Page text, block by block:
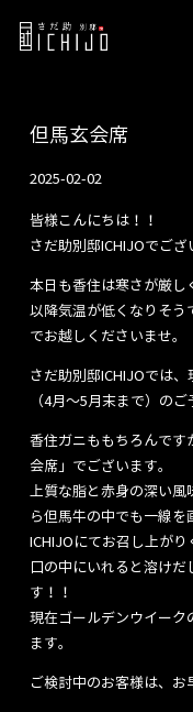
但馬玄会席
2025-02-02
皆様こんにちは！！
さだ助別邸ICHIJOでござ
本日も香住は寒さが厳し
以降気温が低くなりそう
でお越しくださいませ。
さだ助別邸ICHIJOでは
（4月～5月末まで）の
香住ガニももちろんです
会席」でございます。
上質な脂と赤身の深い風
ら但馬牛の中でも一線
ICHIJOにてお召し上がり
口の中にいれると溶け
す！！
現在ゴールデンウイーク
ます。
ご検討中のお客様は、お